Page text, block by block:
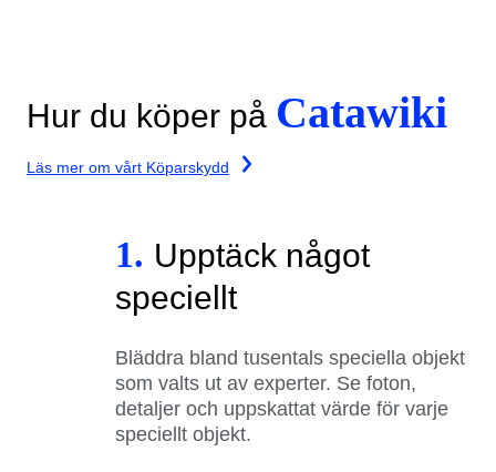
Hur du köper på Catawiki
Läs mer om vårt Köparskydd
1. Upptäck något
speciellt
Bläddra bland tusentals speciella objekt
som valts ut av experter. Se foton,
detaljer och uppskattat värde för varje
speciellt objekt.